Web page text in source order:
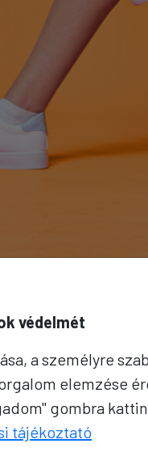
védelmét
a személyre
elemzése
gombra
tájékoztató